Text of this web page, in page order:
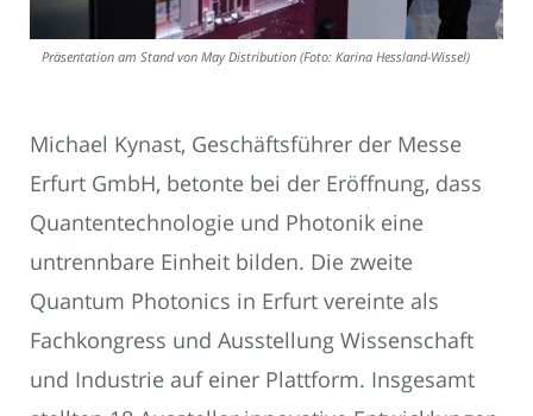
Präsentation am Stand von May Distribution (Foto: Karina Hessland-Wissel)
Michael Kynast, Geschäftsführer der Messe
Erfurt GmbH, betonte bei der Eröffnung, dass
Quantentechnologie und Photonik eine
untrennbare Einheit bilden. Die zweite
Quantum Photonics in Erfurt vereinte als
Fachkongress und Ausstellung Wissenschaft
und Industrie auf einer Plattform. Insgesamt